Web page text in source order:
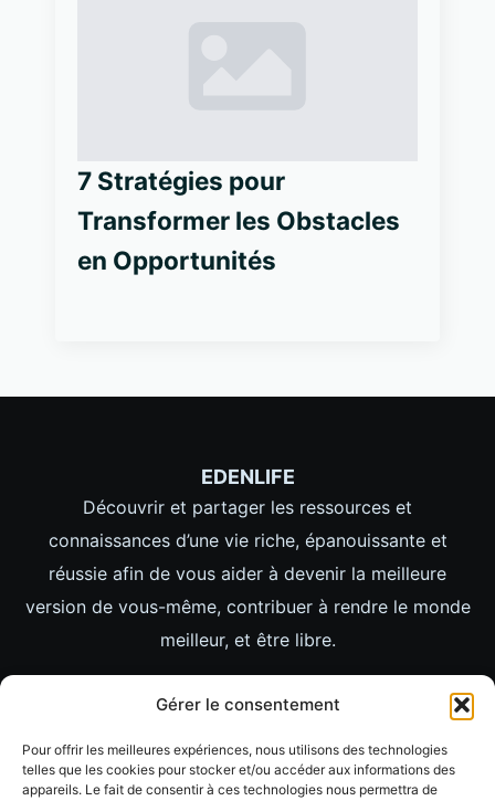
Gérer le consentement
Pour offrir les meilleures expériences, nous utilisons des technologies
telles que les cookies pour stocker et/ou accéder aux informations des
appareils. Le fait de consentir à ces technologies nous permettra de
7 Stratégies pour
Transformer les Obstacles
en Opportunités
EDENLIFE
Découvrir et partager les ressources et
connaissances d’une vie riche, épanouissante et
réussie afin de vous aider à devenir la meilleure
version de vous-même, contribuer à rendre le monde
meilleur, et être libre.
LIFESTYLE